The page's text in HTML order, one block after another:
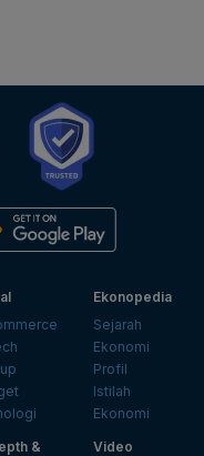
Ekonopedia
Sejarah
Ekonomi
Profil
Istilah
Ekonomi
&
Video